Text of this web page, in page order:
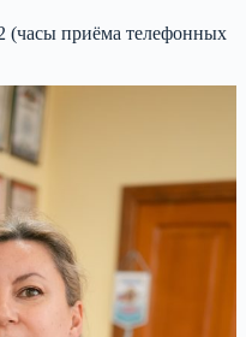
(часы приёма телефонных